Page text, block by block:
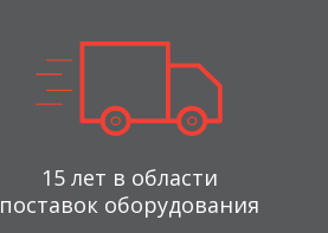
15 лет в области
поставок оборудования